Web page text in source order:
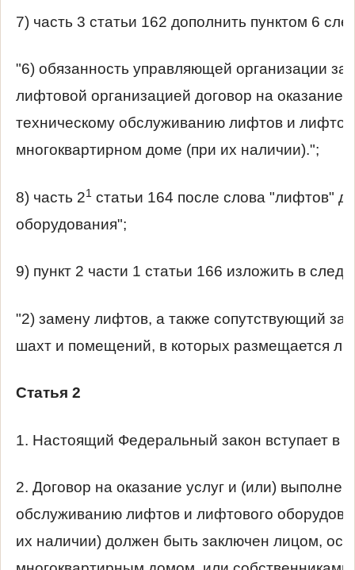
7) часть 3 статьи 162 дополнить пунктом 6
"6) обязанность управляющей организации
лифтовой организацией договор на оказание
техническому обслуживанию лифтов и
многоквартирном доме (при их наличии).";
8) часть 21статьи 164 после слова "лифтов"
оборудования";
9) пункт 2 части 1 статьи 166 изложить в
"2) замену лифтов, а также сопутствующий
шахт и помещений, в которых размещается
Статья 2
1. Настоящий Федеральный закон вступает в
2. Договор на оказание услуг и (или)
обслуживанию лифтов и лифтового
их наличии) должен быть заключен лицом,